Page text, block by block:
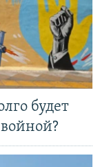
будет